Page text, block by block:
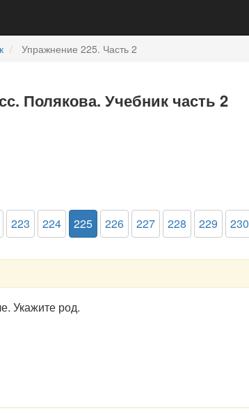
Упражнение 225. Часть 2
Полякова. Учебник часть 2
223 224 225 226 227 228 229 230
Укажите род.